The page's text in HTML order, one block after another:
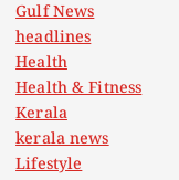
Gulf News
headlines
Health
Health & Fitness
Kerala
kerala news
Lifestyle